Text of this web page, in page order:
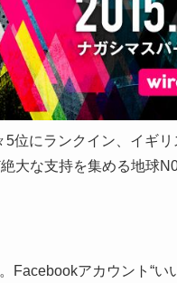
位にランクイン、イギ
大な支持を集める地球
アカウント“い